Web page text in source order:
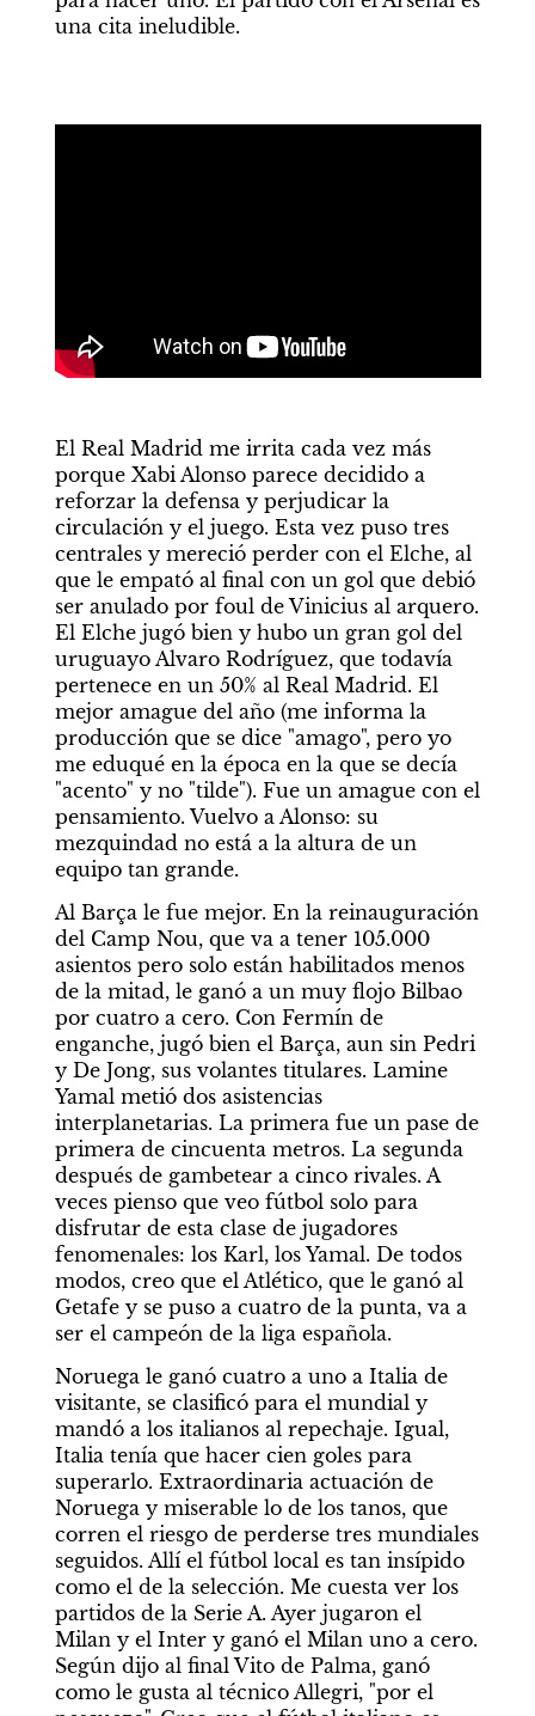
una cita ineludible.
El Real Madrid me irrita cada vez más
porque Xabi Alonso parece decidido a
reforzar la defensa y perjudicar la
circulación y el juego. Esta vez puso tres
centrales y mereció perder con el Elche, al
que le empató al final con un gol que debió
ser anulado por foul de Vinicius al arquero.
El Elche jugó bien y hubo un gran gol del
uruguayo Alvaro Rodríguez, que todavía
pertenece en un 50% al Real Madrid. El
mejor amague del año (me informa la
producción que se dice "amago", pero yo
me eduqué en la época en la que se decía
"acento" y no "tilde"). Fue un amague con el
pensamiento. Vuelvo a Alonso: su
mezquindad no está a la altura de un
equipo tan grande.
Al Barça le fue mejor. En la reinauguración
del Camp Nou, que va a tener 105.000
asientos pero solo están habilitados menos
de la mitad, le ganó a un muy flojo Bilbao
por cuatro a cero. Con Fermín de
enganche, jugó bien el Barça, aun sin Pedri
y De Jong, sus volantes titulares. Lamine
Yamal metió dos asistencias
interplanetarias. La primera fue un pase de
primera de cincuenta metros. La segunda
después de gambetear a cinco rivales. A
veces pienso que veo fútbol solo para
disfrutar de esta clase de jugadores
fenomenales: los Karl, los Yamal. De todos
modos, creo que el Atlético, que le ganó al
Getafe y se puso a cuatro de la punta, va a
ser el campeón de la liga española.
Noruega le ganó cuatro a uno a Italia de
visitante, se clasificó para el mundial y
mandó a los italianos al repechaje. Igual,
Italia tenía que hacer cien goles para
superarlo. Extraordinaria actuación de
Noruega y miserable lo de los tanos, que
corren el riesgo de perderse tres mundiales
seguidos. Allí el fútbol local es tan insípido
como el de la selección. Me cuesta ver los
partidos de la Serie A. Ayer jugaron el
Milan y el Inter y ganó el Milan uno a cero.
Según dijo al final Vito de Palma, ganó
como le gusta al técnico Allegri, "por el